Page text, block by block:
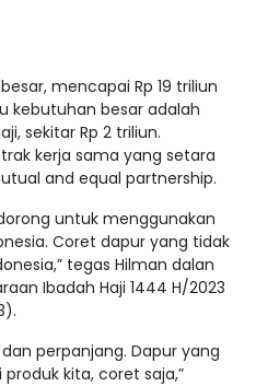
mencapai Rp 19 triliun
kebutuhan besar adalah
sekitar Rp 2 triliun.
kerja sama yang setara
and equal partnership.
untuk menggunakan
Coret dapur yang tidak
tegas Hilman dalan
Ibadah Haji 1444 H/2023
perpanjang. Dapur yang
kita, coret saja,”